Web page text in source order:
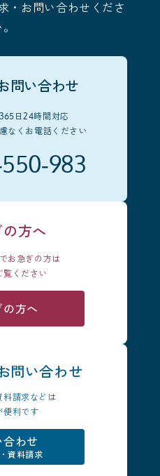
・お問い合わせくださ
問い合わせ
日24時間対応
なくお電話ください
983
方へ
お急ぎの方は
覧ください
の方へ
問い合わせ
料請求などは
便利です
合わせ
資料請求